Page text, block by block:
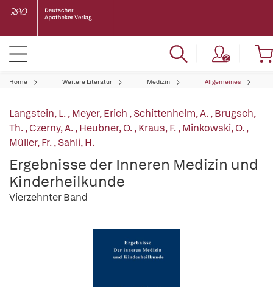
Home Weitere Literatur Medizin Allgemeines
Langstein, L.,Meyer, Erich ,Schittenhelm, A.,Brugsch,
Th.,Czerny, A.,Heubner, O.,Kraus, F.,Minkowski, O.,
Müller, Fr.,Sahli, H.
Ergebnisse der Inneren Medizin und
Kinderheilkunde
Vierzehnter Band